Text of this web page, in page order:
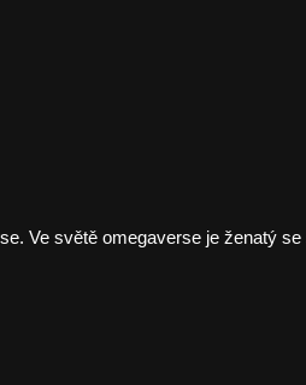
Ve světě omegaverse je ženatý